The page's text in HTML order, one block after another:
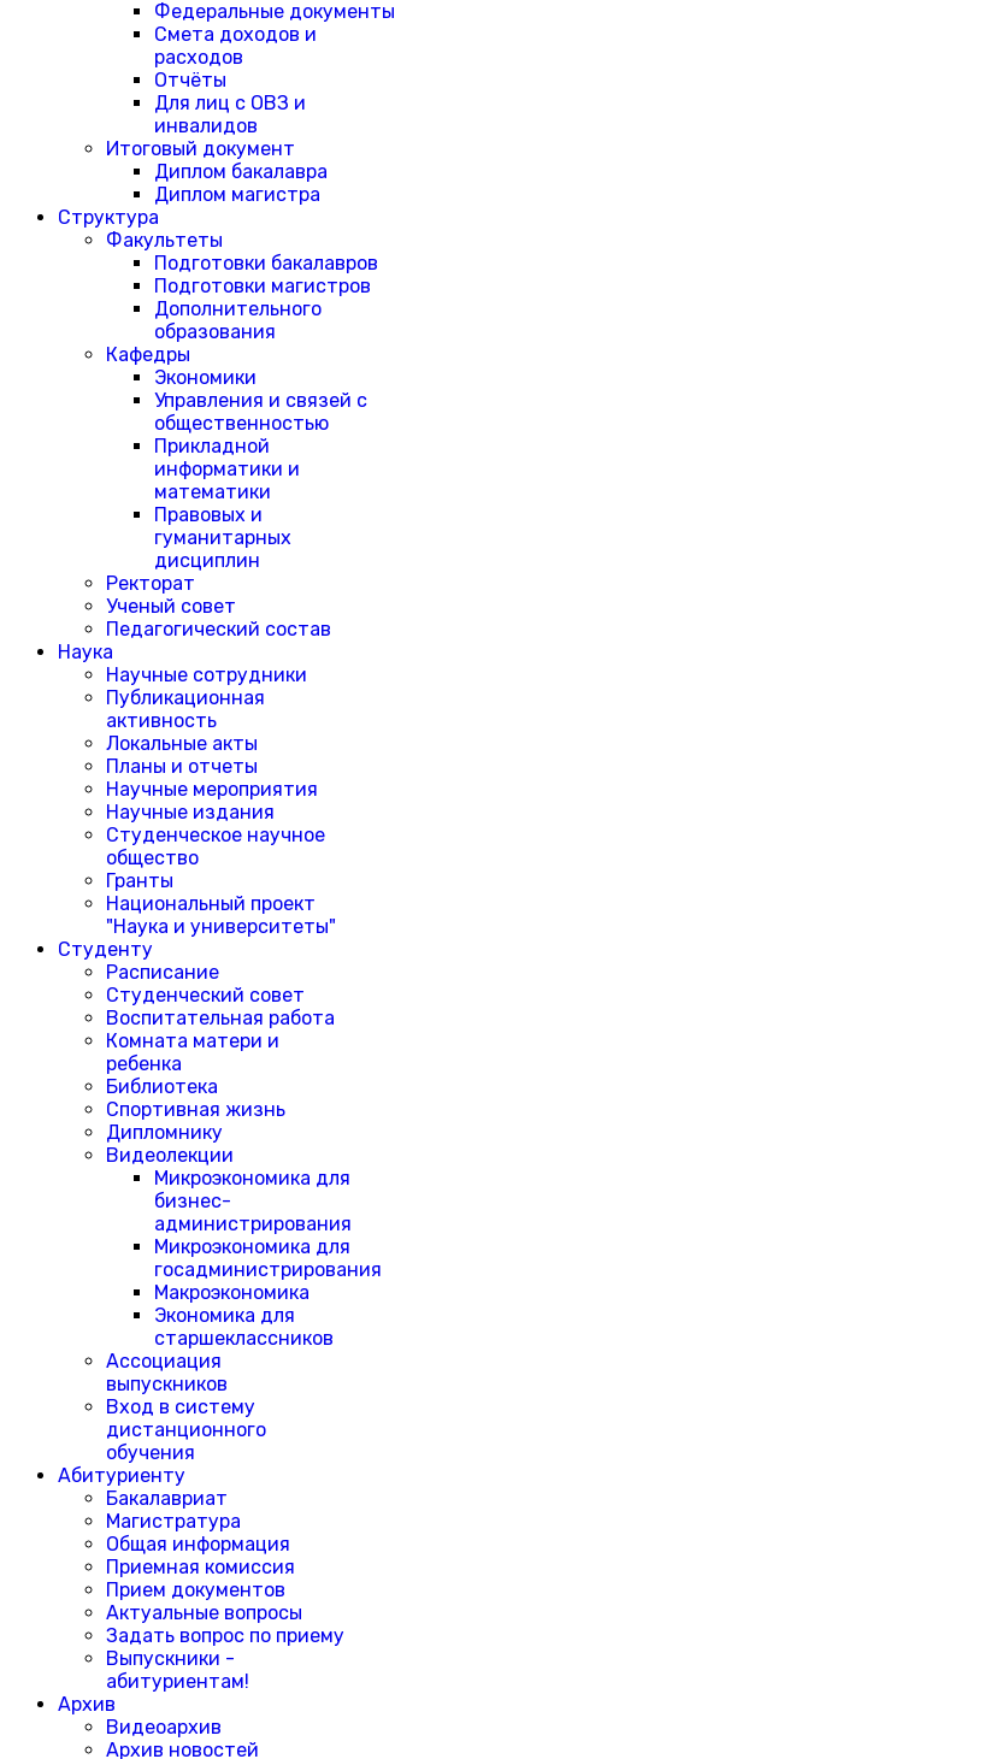
Федеральные документы
Смета доходов и
расходов
Отчёты
Для лиц с ОВЗ и
инвалидов
Итоговый документ
Диплом бакалавра
Диплом магистра
Структура
Факультеты
Подготовки бакалавров
Подготовки магистров
Дополнительного
образования
Кафедры
Экономики
Управления и связей с
общественностью
Прикладной
информатики и
математики
Правовых и
гуманитарных
дисциплин
Ректорат
Ученый совет
Педагогический состав
Наука
Научные сотрудники
Публикационная
активность
Локальные акты
Планы и отчеты
Научные мероприятия
Научные издания
Студенческое научное
общество
Гранты
Национальный проект
"Наука и университеты"
Студенту
Расписание
Студенческий совет
Воспитательная работа
Комната матери и
ребенка
Библиотека
Спортивная жизнь
Дипломнику
Видеолекции
Микроэкономика для
бизнес-
администрирования
Микроэкономика для
госадминистрирования
Макроэкономика
Экономика для
старшеклассников
Ассоциация
выпускников
Вход в систему
дистанционного
обучения
Абитуриенту
Бакалавриат
Магистратура
Общая информация
Приемная комиссия
Прием документов
Актуальные вопросы
Задать вопрос по приему
Выпускники -
абитуриентам!
Архив
Видеоархив
Архив новостей